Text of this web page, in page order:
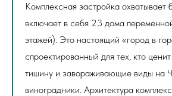
Комплексная застройка охватывает
включает в себя 23 дома
этажей). Это настоящий «город в
спроектированный для тех, кто
тишину и завораживающие виды на
виноградники. Архитектура